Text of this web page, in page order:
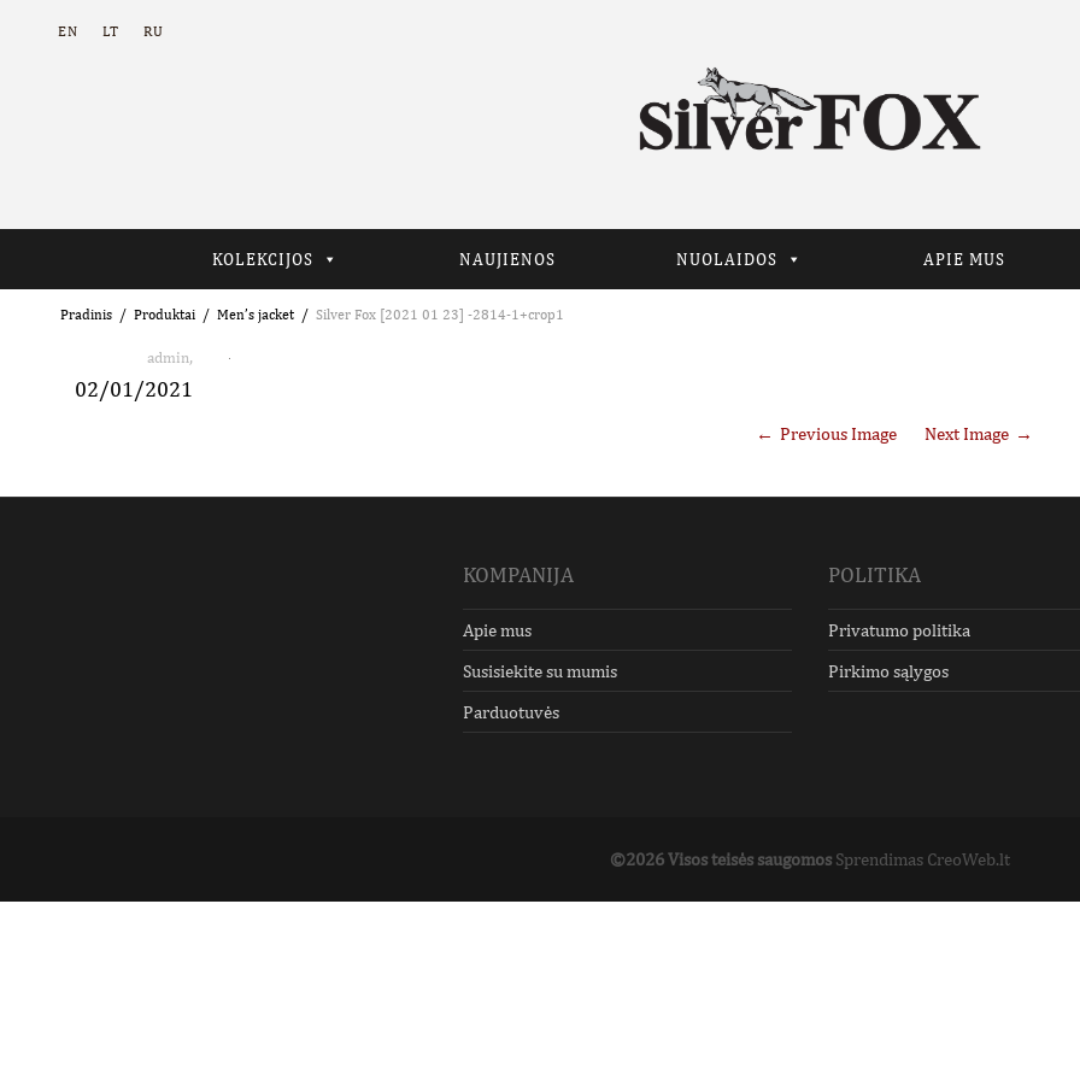
EN LT RU
KOLEKCIJOS NAUJIENOS NUOLAIDOS APIE MUS
Pradinis Produktai Men’s jacket Silver Fox [2021 01 23] -2814-1+crop1
admin,
02/01/2021
Previous Image Next Image
KOMPANIJA
Apie mus
Susisiekite su mumis
Parduotuvės
POLITIKA
Privatumo politika
Pirkimo sąlygos
©2026 Visos teisės saugomos Sprendimas CreoWeb.lt